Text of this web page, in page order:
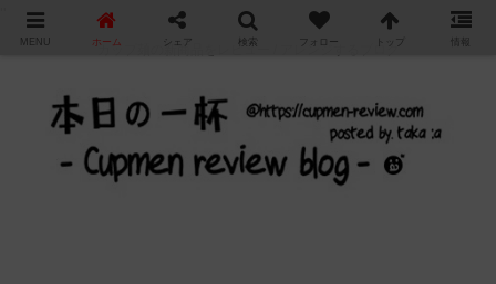
カップ麺の新商品をレビュー / アレンジするブログ
MENU ホーム シェア 検索 フォロー トップ 情報